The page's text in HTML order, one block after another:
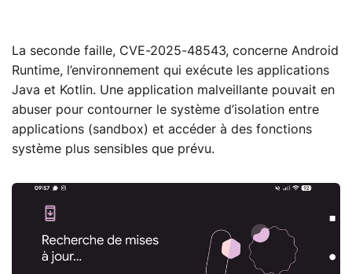
La seconde faille, CVE-2025-48543, concerne Android
Runtime, l’environnement qui exécute les applications
Java et Kotlin. Une application malveillante pouvait en
abuser pour contourner le système d’isolation entre
applications (sandbox) et accéder à des fonctions
système plus sensibles que prévu.